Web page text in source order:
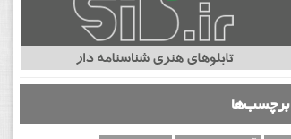
برچسب‌ها